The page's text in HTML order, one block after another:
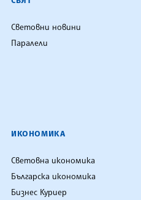
Световни новини
Паралели
ИКОНОМИКА
Световна икономика
Българска икономика
Бизнес Куриер